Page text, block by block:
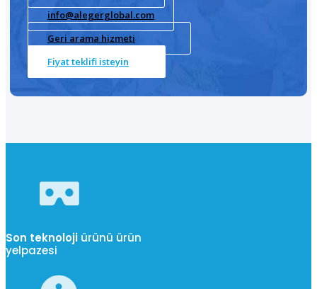
info@alegerglobal.com
Geri arama hizmeti
Fiyat teklifi isteyin
Son teknoloji ürünü ürün
yelpazesi